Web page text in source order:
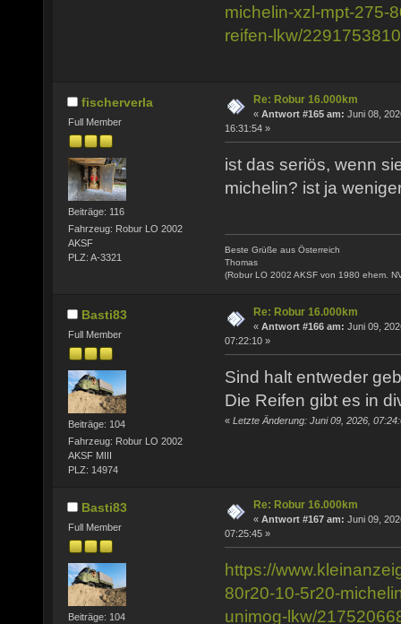
michelin-xzl-mpt-275-
reifen-lkw/
fischerverla
Full Member
Beiträge: 116
Fahrzeug: Robur LO 2002
AKSF
PLZ: A-3321
Re: Robur 16.000km
« Antwort #165 am: Juni 08,
16:31:54 »
ist das seriös, wenn
michelin? ist ja
Beste Grüße aus Österreich
Thomas
(Robur LO 2002 AKSF von 1980 ehem.
Basti83
Full Member
Beiträge: 104
Fahrzeug: Robur LO 2002
AKSF MIII
PLZ: 14974
Re: Robur 16.000km
« Antwort #166 am: Juni 09,
07:22:10 »
Sind halt entweder
Die Reifen gibt es in
« Letzte Änderung: Juni 09, 2026,
Basti83
Full Member
Beiträge: 104
Re: Robur 16.000km
« Antwort #167 am: Juni 09,
07:25:45 »
https://
80r20-10-5r20-
unimog-lkw/